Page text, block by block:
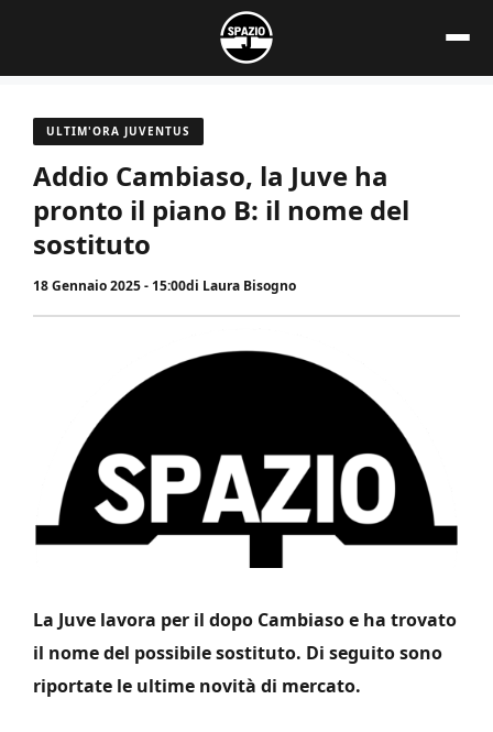
contenuto
ULTIM'ORA JUVENTUS
Addio Cambiaso, la Juve ha
pronto il piano B: il nome del
sostituto
18 Gennaio 2025 - 15:00di Laura Bisogno
La Juve lavora per il dopo Cambiaso e ha trovato
il nome del possibile sostituto. Di seguito sono
riportate le ultime novità di mercato.